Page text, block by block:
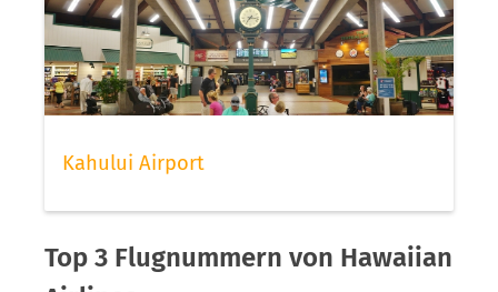
Kahului Airport
Top 3 Flugnummern von Hawaiian